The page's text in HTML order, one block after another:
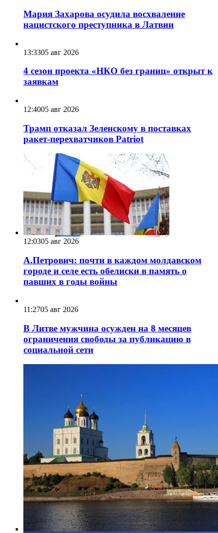
Мария Захарова осудила восхваление
нацистского преступника в Латвии
13:3305 авг 2026
4 сезон проекта «НКО без границ» открыт к
заявкам
12:4005 авг 2026
Трамп отказал Зеленскому в поставках
ракет-перехватчиков Patriot
12:0305 авг 2026
А.Петрович: почти в каждом молдавском
городе и селе есть обелиски в память о
павших в годы войны
11:2705 авг 2026
В Литве мужчина осужден на 8 месяцев
ограничения свободы за публикацию в
социальной сети